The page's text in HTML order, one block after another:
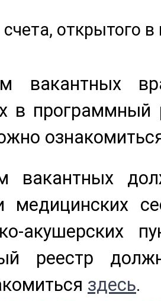
открытого
вакантных
в программный
вакантных
медицинских
акушерских
реестр
здесь.